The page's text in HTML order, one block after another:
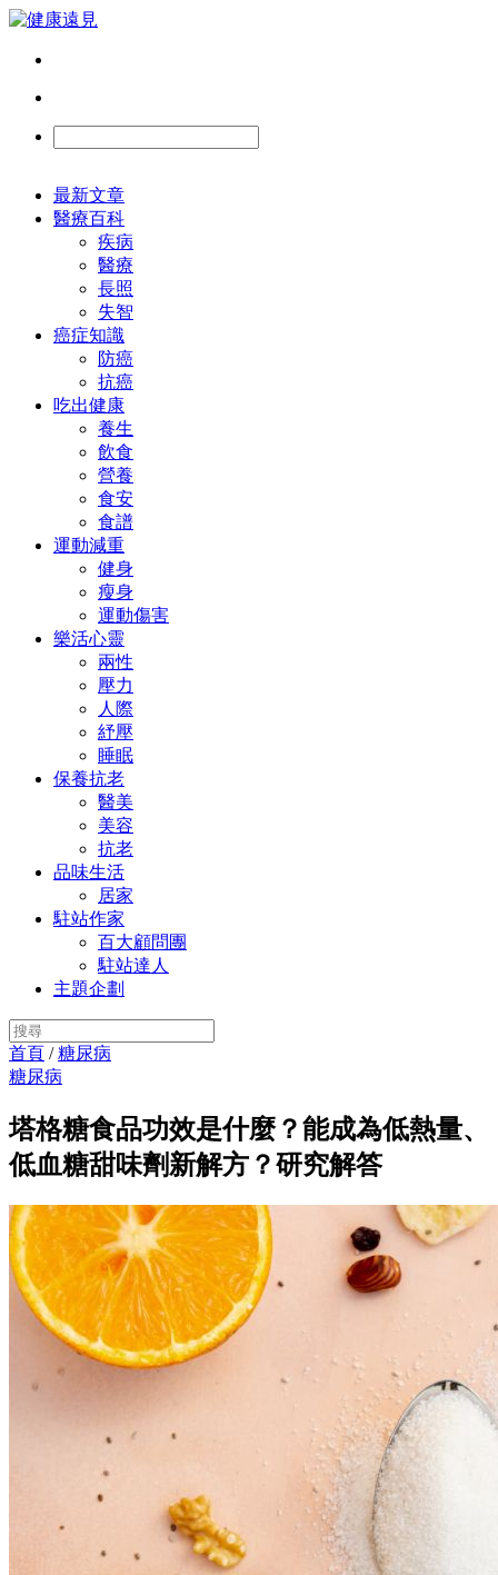
最新文章
醫療百科
疾病
醫療
長照
失智
癌症知識
防癌
抗癌
吃出健康
養生
飲食
營養
食安
食譜
運動減重
健身
瘦身
運動傷害
樂活心靈
兩性
壓力
人際
紓壓
睡眠
保養抗老
醫美
美容
抗老
品味生活
居家
駐站作家
百大顧問團
駐站達人
主題企劃
首頁 /糖尿病
糖尿病
塔格糖食品功效是什麼？能成為低熱量、
低血糖甜味劑新解方？研究解答